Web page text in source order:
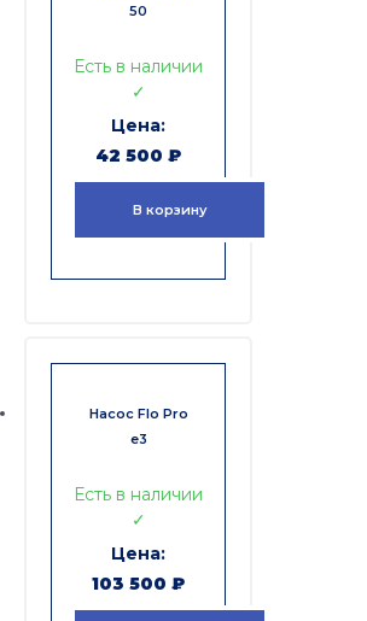
50
Есть в наличии
✓
42 500 ₽
В корзину
Насос Flo Pro
e3
Есть в наличии
✓
103 500 ₽